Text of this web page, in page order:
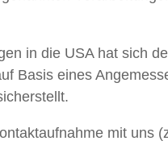
in die USA hat sich
Basis eines
mit uns